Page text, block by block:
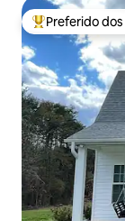
Entre os
Preferido